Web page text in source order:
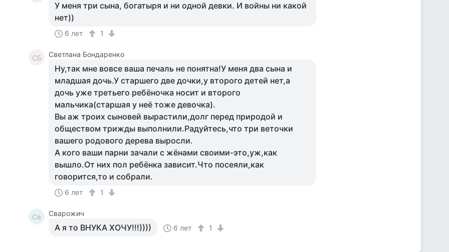
У меня три сына, богатыря и ни одной девки. И войны ни какой
нет))
6 лет 1
СБ Светлана Бондаренко
Ну,так мне вовсе ваша печаль не понятна!У меня два сына и
младшая дочь.У старшего две дочки,у второго детей нет,а
дочь уже третьего ребёночка носит и второго
мальчика(старшая у неё тоже девочка).
Вы аж троих сыновей вырастили,долг перед природой и
обществом трижды выполнили.Радуйтесь,что три веточки
вашего родового дерева выросли.
А кого ваши парни зачали с жёнами своими-это,уж,как
вышло.От них пол ребёнка зависит.Что посеяли,как
говорится,то и собрали.
6 лет 1
Св Сварожич
А я то ВНУКА ХОЧУ!!!)))) 6 лет 1